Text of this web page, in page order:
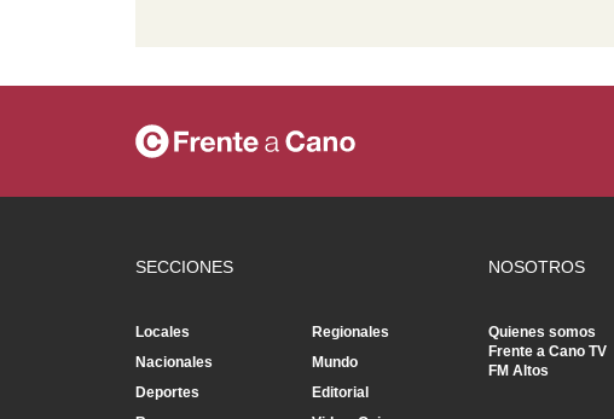
SECCIONES
Locales
Regionales
Nacionales
Mundo
Deportes
Editorial
NOSOTROS
Quienes somos
Frente a Cano TV
FM Altos